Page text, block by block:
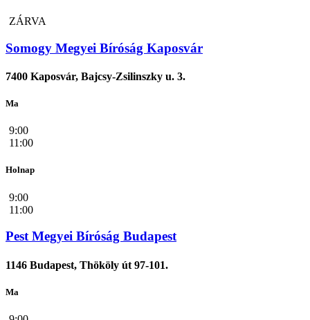
ZÁRVA
Somogy Megyei Bíróság Kaposvár
7400 Kaposvár, Bajcsy-Zsilinszky u. 3.
Ma
9:00
11:00
Holnap
9:00
11:00
Pest Megyei Bíróság Budapest
1146 Budapest, Thököly út 97-101.
Ma